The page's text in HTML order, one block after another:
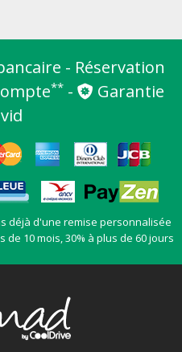
- Réservation
**-
Garantie
déjà d'une remise personnalisée
10 mois, 30% à plus de 60 jours